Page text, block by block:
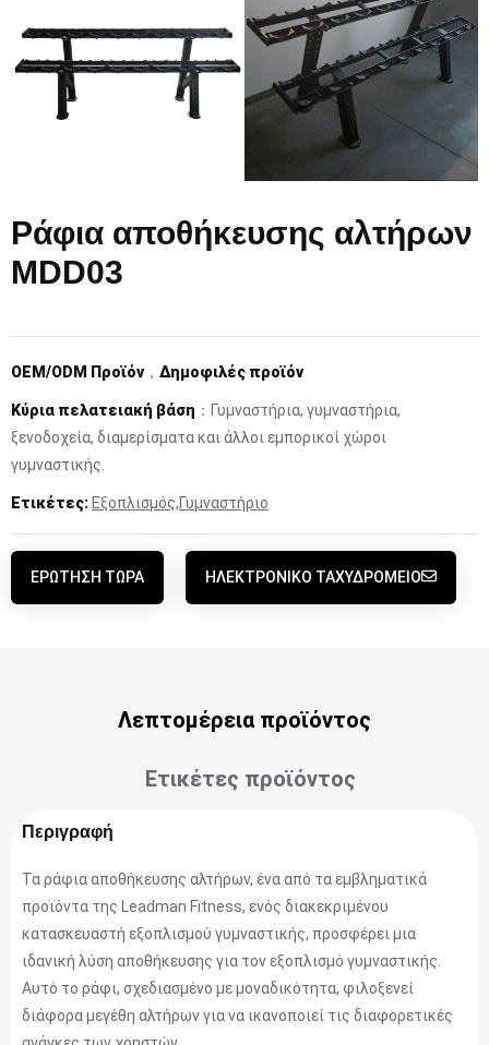
Ράφια αποθήκευσης αλτήρων
MDD03
OEM/ODM Προϊόν ， Δημοφιλές προϊόν
Κύρια πελατειακή βάση ：Γυμναστήρια, γυμναστήρια,
ξενοδοχεία, διαμερίσματα και άλλοι εμπορικοί χώροι
γυμναστικής.
Ετικέτες: Εξοπλισμός,Γυμναστήριο
ΕΡΏΤΗΣΗ ΤΏΡΑ ΗΛΕΚΤΡΟΝΙΚΌ ΤΑΧΥΔΡΟΜΕΊΟ
Λεπτομέρεια προϊόντος
Ετικέτες προϊόντος
Περιγραφή
Τα ράφια αποθήκευσης αλτήρων, ένα από τα εμβληματικά
προϊόντα της Leadman Fitness, ενός διακεκριμένου
κατασκευαστή εξοπλισμού γυμναστικής, προσφέρει μια
ιδανική λύση αποθήκευσης για τον εξοπλισμό γυμναστικής.
Αυτό το ράφι, σχεδιασμένο με μοναδικότητα, φιλοξενεί
διάφορα μεγέθη αλτήρων για να ικανοποιεί τις διαφορετικές